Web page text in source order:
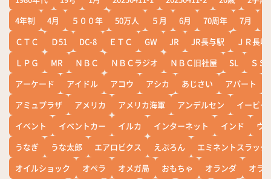
4年制
4月 ５００年 50万人 ５月 6月 70周年 7月
ＣＴＣ
Ｄ51 DC-8 ＥＴＣ GW JR JR長与駅
ＪＲ長崎
ＬＰＧ
MR ＮＢＣ ＮＢＣラジオ ＮＢＣ旧社屋 SL
ＳＳ
アーケード
アイドル アコウ アシカ あじさい アパート
アミュプラザ
アメリカ アメリカ海軍 アンデルセン
イービー
イベント
イベントカー イルカ インターネット インド
ウ
うなぎ
うな太郎 エアロビクス えぷろん
エミネントスラック
オイルショック
オペラ オメガ局 おもちゃ オランダ
オラ